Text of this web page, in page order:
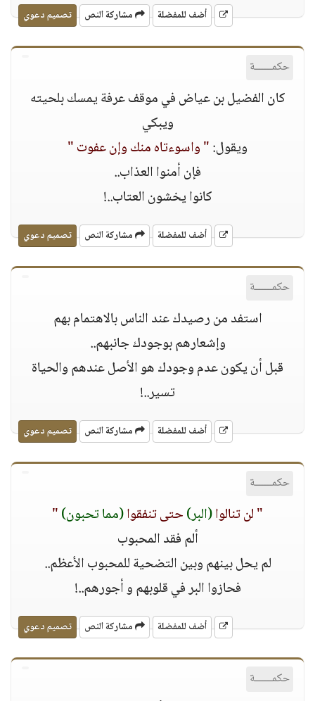
أضف للمفضلة مشاركة النص تصميم دعوي
حكمــــــة
كان الفضيل بن عياض في موقف عرفة يمسك بلحيته
ويبكي
ويقول:" واسوءتاه منك وإن عفوت "
فإن أمنوا العذاب..
كانوا يخشون العتاب..!
أضف للمفضلة مشاركة النص تصميم دعوي
حكمــــــة
استفد من رصيدك عند الناس باﻻهتمام بهم
وإشعارهم بوجودك جانبهم..
قبل أن يكون عدم وجودك هو اﻷصل عندهم والحياة
تسير..!
أضف للمفضلة مشاركة النص تصميم دعوي
حكمــــــة
" لن تنالوا(البر)حتى تنفقوا(مما تحبون)"
ألم فقد المحبوب
لم يحل بينهم وبين التضحية للمحبوب اﻷعظم..
فحازوا البر في قلوبهم و أجورهم..!
أضف للمفضلة مشاركة النص تصميم دعوي
حكمــــــة